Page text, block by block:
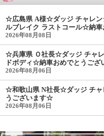
☆広島県 A様☆ダッジ チャレン
ルブレイク ラストコール☆納
2026年08月08日
☆兵庫県 Ｏ社長☆ダッジ チャ
ドボディ☆納車おめでとうご
2026年08月06日
☆和歌山県 N社長☆ダッジ チャ
うございます☆
2026年08月06日